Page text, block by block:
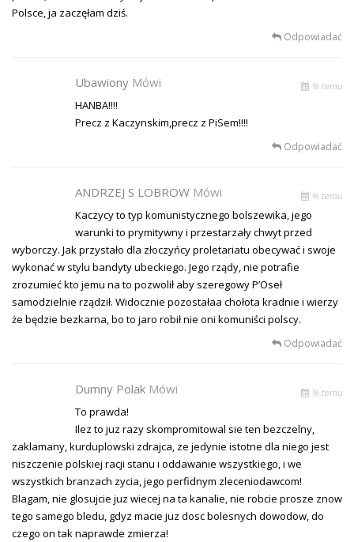
Polsce, ja zaczęłam dziś.
Odpowiadać
Ubawiony Mówi % temu
HANBA!!!!
Precz z Kaczynskim,precz z PiSem!!!!
Odpowiadać
ANDRZEJ S LOBROW Mówi % temu
Kaczycy to typ komunistycznego bolszewika, jego
warunki to prymitywny i przestarzały chwyt przed
wyborczy. Jak przystało dla złoczyńcy proletariatu obecywać i swoje
wykonać w stylu bandyty ubeckiego. Jego rządy, nie potrafie
zrozumieć kto jemu na to pozwolił aby szeregowy P’Oseł
samodzielnie rządził. Widocznie pozostałaa chołota kradnie i wierzy
że będzie bezkarna, bo to jaro robił nie oni komuniści polscy.
Odpowiadać
Dumny Polak Mówi % temu
To prawda!
Ilez to juz razy skompromitowal sie ten bezczelny,
zaklamany, kurduplowski zdrajca, ze jedynie istotne dla niego jest
niszczenie polskiej racji stanu i oddawanie wszystkiego, i we
wszystkich branzach zycia, jego perfidnym zleceniodawcom!
Blagam, nie glosujcie juz wiecej na ta kanalie, nie robcie prosze znow
tego samego bledu, gdyz macie juz dosc bolesnych dowodow, do
czego on tak naprawde zmierza!